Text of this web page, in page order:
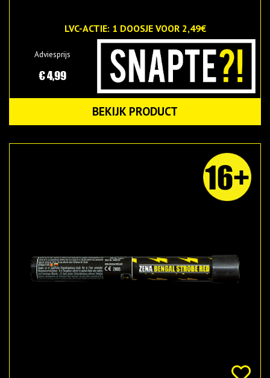
LVC-ACTIE: 1 DOOSJE VOOR 2,49€
Adviesprijs
€ 4,99
BEKIJK PRODUCT